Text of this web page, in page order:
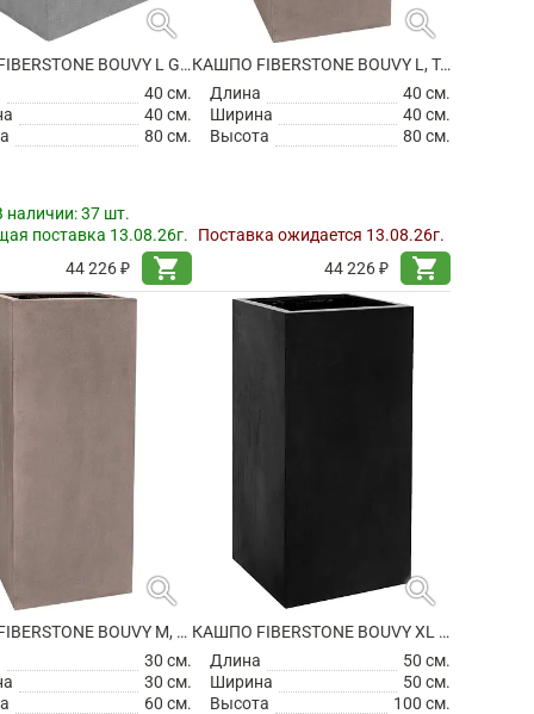
search
КАШПО FIBERSTONE BOUVY L GREY
40 см.
40 см.
80 см.
наличии:37 шт.
поставка 13.08.26г.
44 226 ₽
shopping_cart
search
КАШПО FIBERSTONE BOUVY L, TAUPE
Длина
40 см.
Ширина
40 см.
Высота
80 см.
Поставка ожидается 13.08.26г.
44 226 ₽
shopping_cart
search
КАШПО FIBERSTONE BOUVY M, TAUPE
30 см.
30 см.
60 см.
search
КАШПО FIBERSTONE BOUVY XL BLACK
Длина
50 см.
Ширина
50 см.
Высота
100 см.